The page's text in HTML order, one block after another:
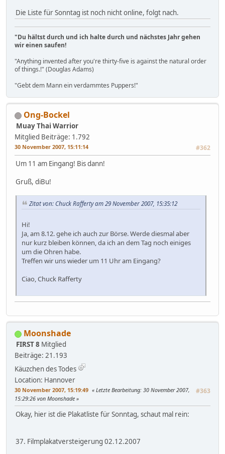
Die Liste für Sonntag ist noch nicht online, folgt nach.
"Du hältst durch und ich halte durch und nächstes Jahr gehen
wir einen saufen!
"Anything invented after you're thirty-five is against the natural order
of things.!" (Douglas Adams)
"Gebt dem Mann ein verdammtes Puppers!"
Ong-Bockel
Muay Thai Warrior
Mitglied Beiträge: 1.792
30 November 2007, 15:11:14 #362
Um 11 am Eingang! Bis dann!
Gruß, diBu!
Zitat von: Chuck Rafferty am 29 November 2007, 15:35:12
Hi!
Ja, am 8.12. gehe ich auch zur Börse. Werde diesmal aber
nur kurz bleiben können, da ich an dem Tag noch einiges
um die Ohren habe.
Treffen wir uns wieder um 11 Uhr am Eingang?
Ciao, Chuck Rafferty
Moonshade
FIRST 8 Mitglied
Beiträge: 21.193
Käuzchen des Todes
Location: Hannover
30 November 2007, 15:19:49 #363
Letzte Bearbeitung: 30 November 2007,
15:29:26 von Moonshade
Okay, hier ist die Plakatliste für Sonntag, schaut mal rein:
37. Filmplakatversteigerung 02.12.2007